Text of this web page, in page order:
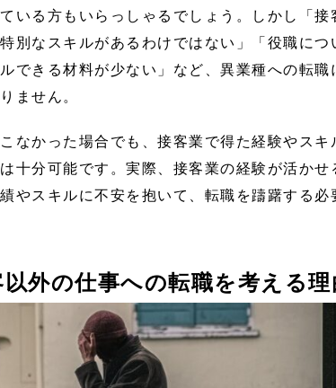
いる方もいらっしゃるでしょう。しかし「接
別なスキルがあるわけではない」「役職につ
できる材料が少ない」など、異業種への転職
ません。
なかった場合でも、接客業で得た経験やスキ
十分可能です。実際、接客業の経験が活かせ
やスキルに不安を抱いて、転職を躊躇する必
外の仕事への転職を考える理